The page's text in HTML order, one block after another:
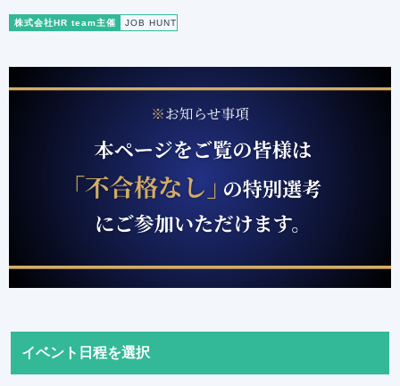
株式会社HR team主催 JOB HUNT
イベント日程を選択